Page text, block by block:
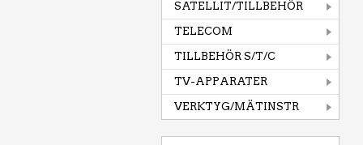
SATELLIT/TILLBEHÖR
TELECOM
TILLBEHÖR S/T/C
TV-APPARATER
VERKTYG/MÄTINSTR